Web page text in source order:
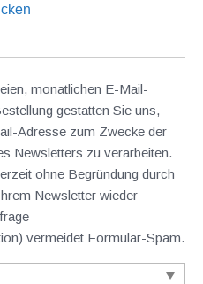
monatlichen E-Mail-
gestatten Sie uns,
Adresse zum Zwecke der
Newsletters zu verarbeiten.
ohne Begründung durch
Newsletter wieder
vermeidet Formular-Spam.